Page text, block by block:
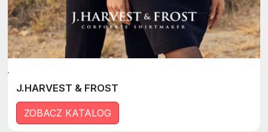
J.HARVEST & FROST
ZOBACZ KATALOG